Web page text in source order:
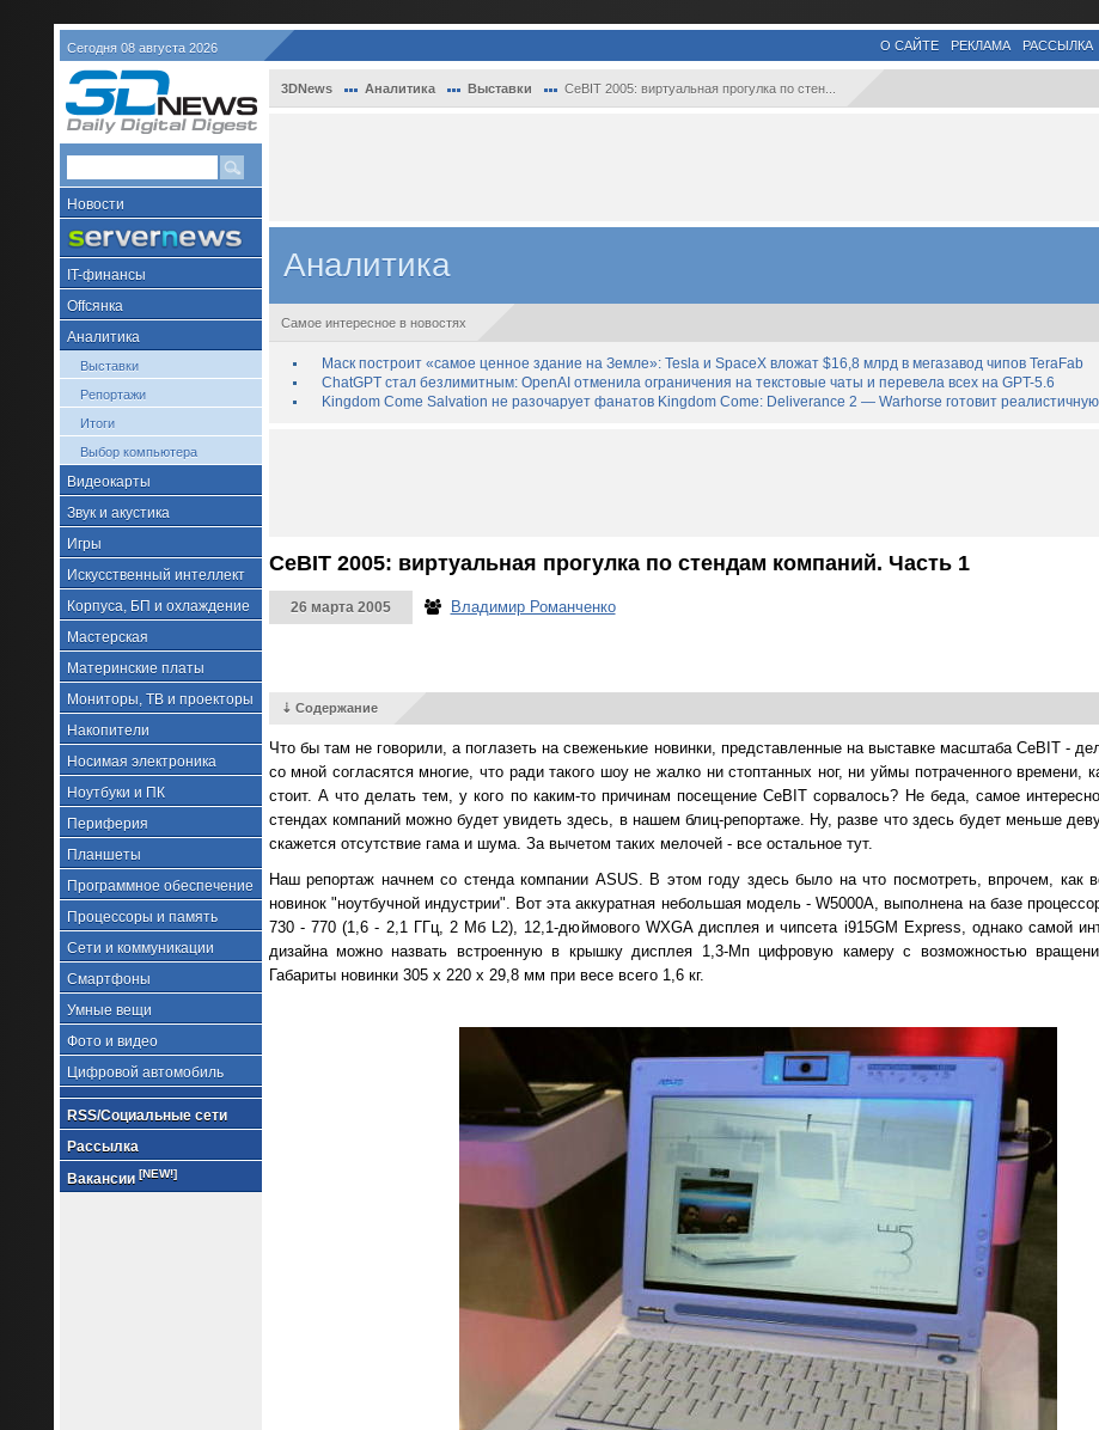
Сегодня 08 августа 2026 О САЙТЕ РЕКЛАМА РАССЫЛКА
Новости
IT-финансы
Offсянка
Аналитика
Выставки
Репортажи
Итоги
Выбор компьютера
Видеокарты
Звук и акустика
Игры
Искусственный интеллект
Корпуса, БП и охлаждение
Мастерская
Материнские платы
Мониторы, ТВ и проекторы
Накопители
Носимая электроника
Ноутбуки и ПК
Периферия
Планшеты
Программное обеспечение
Процессоры и память
Сети и коммуникации
Смартфоны
Умные вещи
Фото и видео
Цифровой автомобиль
RSS/Социальные сети
Рассылка
Вакансии [NEW!]
3DNews Аналитика Выставки CeBIT 2005: виртуальная прогулка по стен...
Аналитика
Самое интересное в новостях
Маск построит «самое ценное здание на Земле»: Tesla и SpaceX вложат $16,8 млрд в мегазавод чипов TeraFab
ChatGPT стал безлимитным: OpenAI отменила ограничения на текстовые чаты и перевела всех на GPT-5.6
Kingdom Come Salvation не разочарует фанатов Kingdom Come: Deliverance 2 — Warhorse готовит
CeBIT 2005: виртуальная прогулка по стендам компаний. Часть 1
26 марта 2005 Владимир Романченко
⇣ Содержание
Что бы там не говорили, а поглазеть на свеженькие новинки, представленные на выставке масштаба CeBIT -
со мной согласятся многие, что ради такого шоу не жалко ни стоптанных ног, ни уймы потраченного времени,
стоит. А что делать тем, у кого по каким-то причинам посещение CeBIT сорвалось? Не беда, самое
стендах компаний можно будет увидеть здесь, в нашем блиц-репортаже. Ну, разве что здесь будет меньше
скажется отсутствие гама и шума. За вычетом таких мелочей - все остальное тут.
Наш репортаж начнем со стенда компании ASUS. В этом году здесь было на что посмотреть, впрочем, как
новинок "ноутбучной индустрии". Вот эта аккуратная небольшая модель - W5000A, выполнена на базе
730 - 770 (1,6 - 2,1 ГГц, 2 Мб L2), 12,1-дюймового WXGA дисплея и чипсета i915GM Express, однако самой
дизайна можно назвать встроенную в крышку дисплея 1,3-Мп цифровую камеру с возможностью
Габариты новинки 305 х 220 х 29,8 мм при весе всего 1,6 кг.